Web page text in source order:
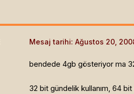
Mesaj tarihi: Ağustos 20,
bendede 4gb gösteriyor ma
32 bit gündelik kullanım, 64